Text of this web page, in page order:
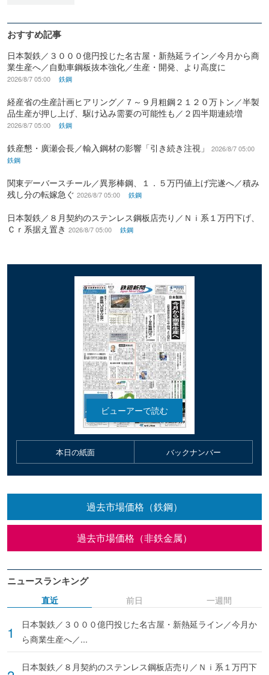
おすすめ記事
日本製鉄／３０００億円投じた名古屋・新熱延ライン／今月から商
業生産へ／自動車鋼板抜本強化／生産・開発、より高度に
2026/8/7 05:00 鉄鋼
経産省の生産計画ヒアリング／７～９月粗鋼２１２０万トン／半製
品生産が押し上げ、駆け込み需要の可能性も／２四半期連続増
2026/8/7 05:00 鉄鋼
鉄産懇・廣瀬会長／輸入鋼材の影響「引き続き注視」
2026/8/7 05:00
鉄鋼
関東デーバースチール／異形棒鋼、１．５万円値上げ完遂へ／積み
残し分の転嫁急ぐ 2026/8/7 05:00 鉄鋼
日本製鉄／８月契約のステンレス鋼板店売り／Ｎｉ系１万円下げ、
Ｃｒ系据え置き 2026/8/7 05:00 鉄鋼
本日の紙面 バックナンバー
過去市場価格（鉄鋼）
過去市場価格（非鉄金属）
ニュースランキング
直近
日本製鉄／３０００億円投じた名古屋・新熱延ライン／今月か
ら商業生産へ／...
日本製鉄／８月契約のステンレス鋼板店売り／Ｎｉ系１万円下
前日 一週間